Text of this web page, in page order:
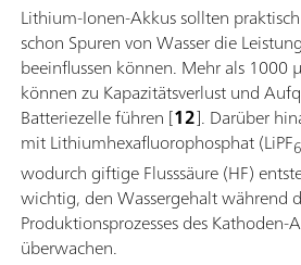
Lithium-Ionen-Akkus sollten
schon Spuren von Wasser die
beeinflussen können. Mehr als 1000
können zu Kapazitätsverlust und
Batteriezelle führen [12]. Darüber
mit Lithiumhexafluorophosphat (LiPF6
wodurch giftige Flusssäure (HF)
wichtig, den Wassergehalt während
Produktionsprozesses des Kathoden-
überwachen.